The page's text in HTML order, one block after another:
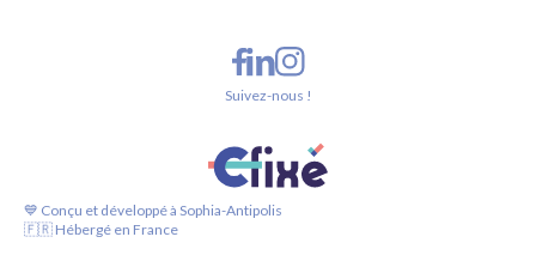
💙 Conçu et développé à Sophia-Antipolis
🇫🇷 Hébergé en France
Suivez-nous !